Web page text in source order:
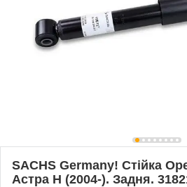
SACHS Germany! Стійка
Астра H (2004-). Задня.